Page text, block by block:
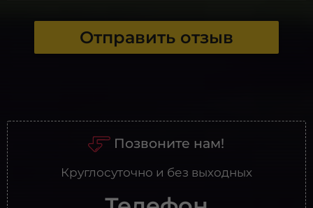
Отправить отзыв
Позвоните нам!
Круглосуточно и без выходных